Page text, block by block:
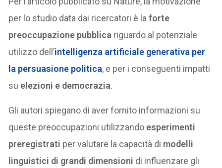
per lo studio data dai ricercatori è laforte
preoccupazione pubblica riguardo al potenziale
utilizzo dell’intelligenza artificiale generativa per
la persuasione politica, e per i conseguenti impatti
su elezioni e democrazia.
Gli autori spiegano di aver fornito informazioni su
queste preoccupazioni utilizzando esperimenti
preregistrati per valutare la capacità di modelli
linguistici di grandi dimensioni di influenzare gli